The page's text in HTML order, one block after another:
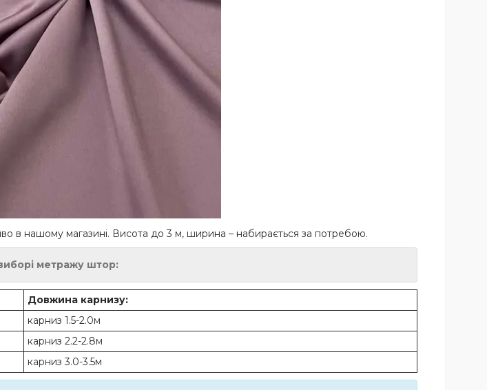
в нашому магазині. Висота до 3 м, ширина – набирається за потребою.
метражу штор:
Довжина карнизу:
карниз 1.5-2.0м
карниз 2.2-2.8м
карниз 3.0-3.5м